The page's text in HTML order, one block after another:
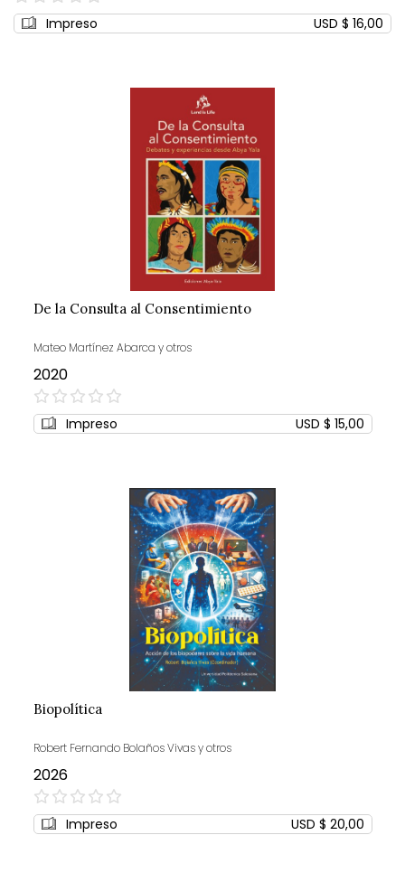
0%
Impreso USD $ 16,00
De la Consulta al Consentimiento
Mateo Martínez Abarca y otros
2020
0%
Impreso USD $ 15,00
Biopolítica
Robert Fernando Bolaños Vivas y otros
2026
0%
Impreso USD $ 20,00